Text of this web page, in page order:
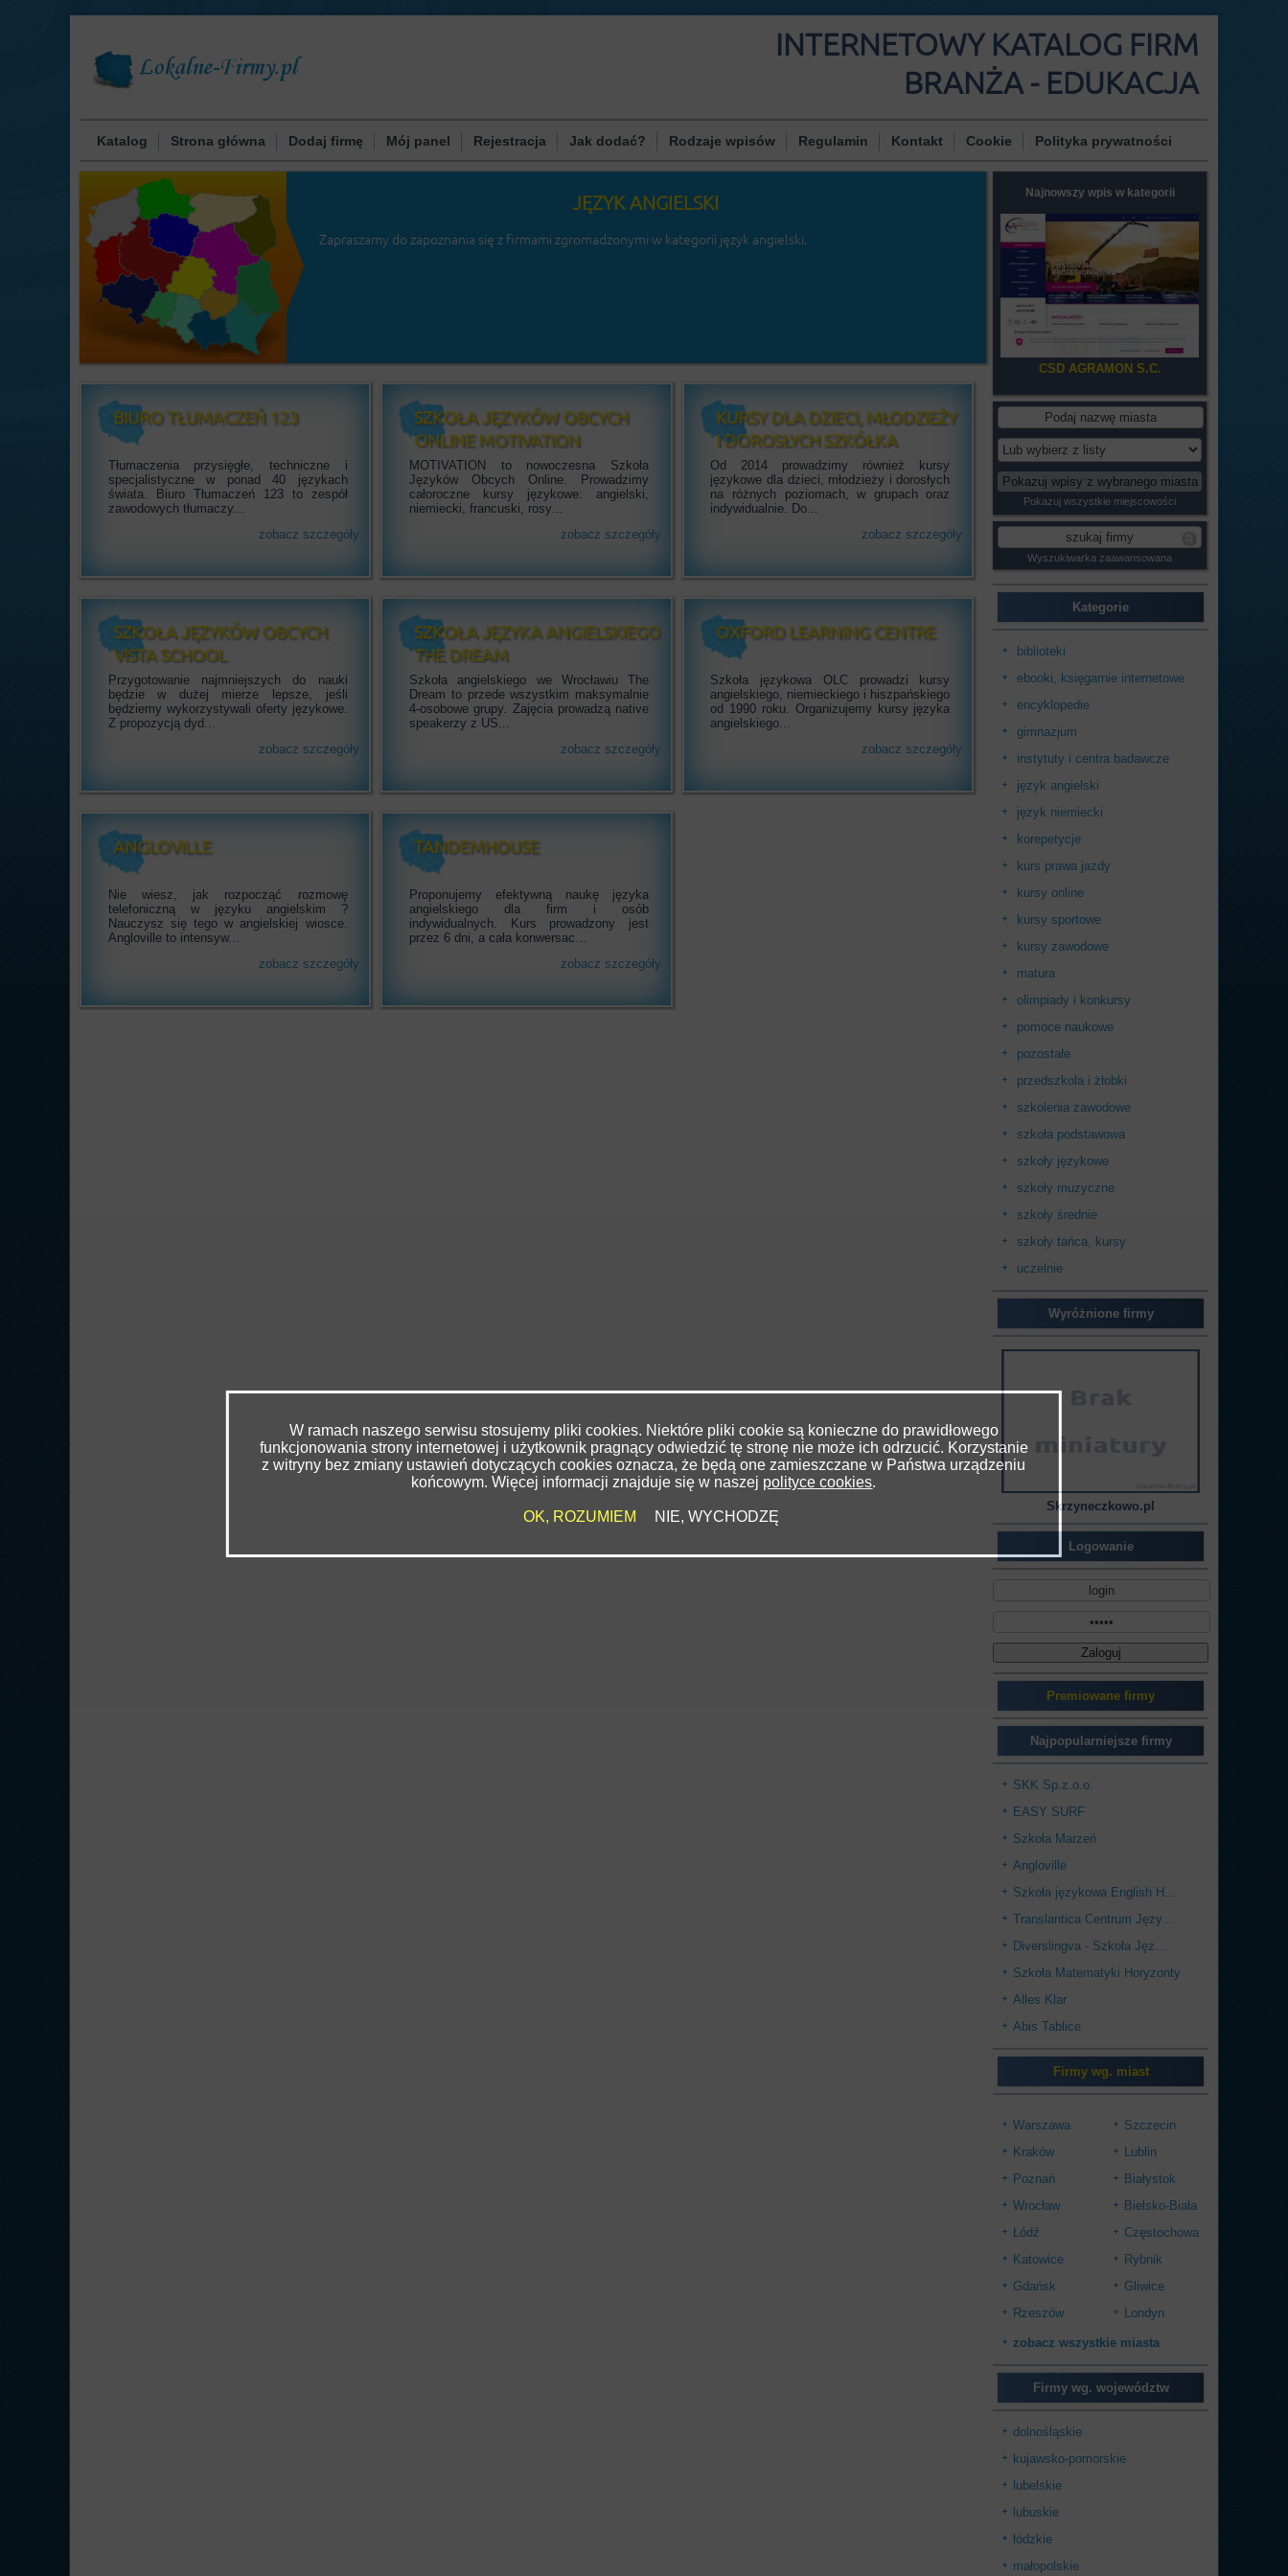
INTERNETOWY KATALOG FIRM
BRANŻA - EDUKACJA
Katalog Strona główna Dodaj firmę Mój panel Rejestracja Jak dodać? Rodzaje wpisów Regulamin Kontakt Cookie Polityka prywatności
JĘZYK ANGIELSKI
Zapraszamy do zapoznania się z firmami zgromadzonymi w kategorii język angielski.
BIURO TŁUMACZEŃ 123
Tłumaczenia przysięgłe, techniczne i
specjalistyczne w ponad 40 językach
świata. Biuro Tłumaczeń 123 to zespół
zawodowych tłumaczy...
zobacz szczegóły
SZKOŁA JĘZYKÓW OBCYCH
ONLINE MOTIVATION
MOTIVATION to nowoczesna Szkoła
Języków Obcych Online. Prowadzimy
całoroczne kursy językowe: angielski,
niemiecki, francuski, rosy...
zobacz szczegóły
KURSY DLA DZIECI, MŁODZIEŻY
I DOROSŁYCH SZKÓŁKA
JĘZYKOWA
Od 2014 prowadzimy również kursy
językowe dla dzieci, młodzieży i dorosłych
na różnych poziomach, w grupach oraz
indywidualnie. Do...
zobacz szczegóły
SZKOŁA JĘZYKÓW OBCYCH
VISTA SCHOOL
Przygotowanie najmniejszych do nauki
będzie w dużej mierze lepsze, jeśli
będziemy wykorzystywali oferty językowe.
Z propozycją dyd...
zobacz szczegóły
SZKOŁA JĘZYKA ANGIELSKIEGO
THE DREAM
Szkoła angielskiego we Wrocławiu The
Dream to przede wszystkim maksymalnie
4-osobowe grupy. Zajęcia prowadzą native
speakerzy z US...
zobacz szczegóły
OXFORD LEARNING CENTRE
Szkoła językowa OLC prowadzi kursy
angielskiego, niemieckiego i hiszpańskiego
od 1990 roku. Organizujemy kursy języka
angielskiego...
zobacz szczegóły
ANGLOVILLE
Nie wiesz, jak rozpocząć rozmowę
telefoniczną w języku angielskim ?
Nauczysz się tego w angielskiej wiosce.
Angloville to intensyw...
zobacz szczegóły
TANDEMHOUSE
Proponujemy efektywną naukę języka
angielskiego dla firm i osób
indywidualnych. Kurs prowadzony jest
przez 6 dni, a cała konwersac...
zobacz szczegóły
Najnowszy wpis w kategorii
CSD AGRAMON S.C.
Pokazuj wszystkie miejscowości
Wyszukiwarka zaawansowana
Kategorie
biblioteki
ebooki, księgarnie internetowe
encyklopedie
gimnazjum
instytuty i centra badawcze
język angielski
język niemiecki
korepetycje
kurs prawa jazdy
kursy online
kursy sportowe
kursy zawodowe
matura
olimpiady i konkursy
pomoce naukowe
pozostałe
przedszkola i żłobki
szkolenia zawodowe
szkoła podstawowa
szkoły językowe
szkoły muzyczne
szkoły średnie
szkoły tańca, kursy
uczelnie
Wyróżnione firmy
Skrzyneczkowo.pl
Logowanie
Premiowane firmy
Najpopularniejsze firmy
SKK Sp.z.o.o.
EASY SURF
Szkoła Marzeń
Angloville
Szkoła językowa English H...
Translantica Centrum Języ...
Diverslingva - Szkoła Jęz...
Szkoła Matematyki Horyzonty
Alles Klar
Abis Tablice
Firmy wg. miast
Warszawa
Kraków
Poznań
Wrocław
Łódź
Katowice
Gdańsk
Rzeszów
Szczecin
Lublin
Białystok
Bielsko-Biała
Częstochowa
Rybnik
Gliwice
Londyn
zobacz wszystkie miasta
Firmy wg. województw
dolnośląskie
kujawsko-pomorskie
lubelskie
lubuskie
łódzkie
małopolskie
W ramach naszego serwisu stosujemy pliki cookies. Niektóre pliki cookie są konieczne do prawidłowego
funkcjonowania strony internetowej i użytkownik pragnący odwiedzić tę stronę nie może ich odrzucić. Korzystanie
z witryny bez zmiany ustawień dotyczących cookies oznacza, że będą one zamieszczane w Państwa urządzeniu
końcowym. Więcej informacji znajduje się w naszej polityce cookies.
OK, ROZUMIEM NIE, WYCHODZĘ